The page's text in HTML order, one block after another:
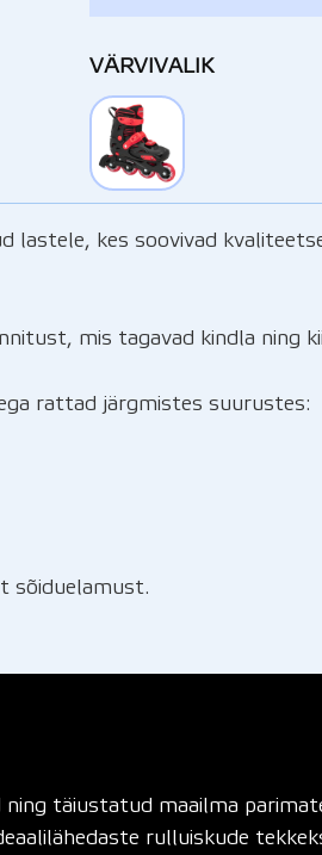
VÄRVIVALIK
lastele, kes soovivad
mis tagavad kindla ning
rattad järgmistes suurustes:
sõiduelamust.
täiustatud maailma
rulluiskude